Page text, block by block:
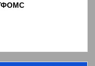
ТФОМС